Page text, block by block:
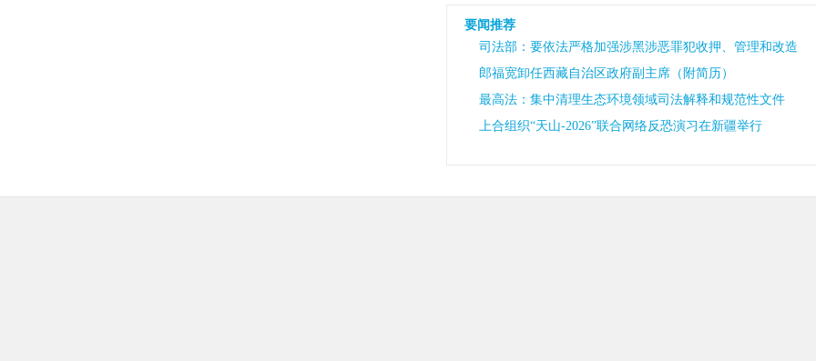
要闻推荐
司法部：要依法严格加强涉黑涉恶罪犯收押、管理和改造
郎福宽卸任西藏自治区政府副主席（附简历）
最高法：集中清理生态环境领域司法解释和规范性文件
上合组织“天山-2026”联合网络反恐演习在新疆举行